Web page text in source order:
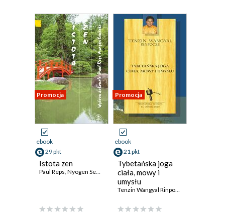
Promocja
ebook
29 pkt
Istota zen
Paul Reps, Nyogen Senzaki
Promocja
ebook
21 pkt
Tybetańska joga
ciała, mowy i
umysłu
Tenzin Wangyal Rinpocze